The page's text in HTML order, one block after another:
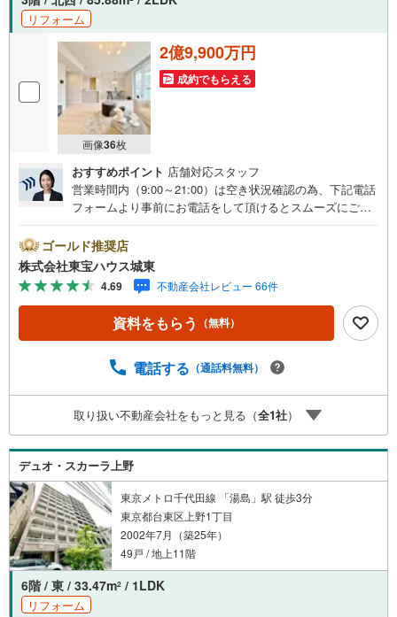
リフォーム
画像36枚
2億9,900万円
成約でもらえる
おすすめポイント 店舗対応スタッフ
営業時間内（9:00～21:00）は空き状況確認の為、下記電話
フォームより事前にお電話をして頂けるとスムーズにご案
カレンダーの作成▽ご購入後もお客様の人生のパートナー
として暮らしの「安心」を守り続けます。【Yahoo！ 不動
産キャンペーン対象店舗】当店で物件を成約するとPayPay
ボーナスライトがもらえる「Yahoo！ 不動産 物件ご成約キ
ャンペーン」の対象になります。「資料をもらう」「見学
予約をする」ボタンからお問い合わせください。※必ずYah
スライトは出金と譲渡はできません。ご案内・詳細な資料
時受け付けております！■頭金0円からのご購入可能です■
（諸費用もOK）お気軽にお問い合わせください。
ゴールド推奨店
株式会社東宝ハウス城東
4.69 不動産会社レビュー 66件
資料をもらう （無料）
電話する （通話料無料）
取り扱い不動産会社をもっと見る（全1社）
デュオ・スカーラ上野
東京メトロ千代田線 「湯島」駅 徒歩3分
東京都台東区上野1丁目
2002年7月（築25年）
49戸 / 地上11階
6階 / 東 / 33.47m2 / 1LDK
リフォーム